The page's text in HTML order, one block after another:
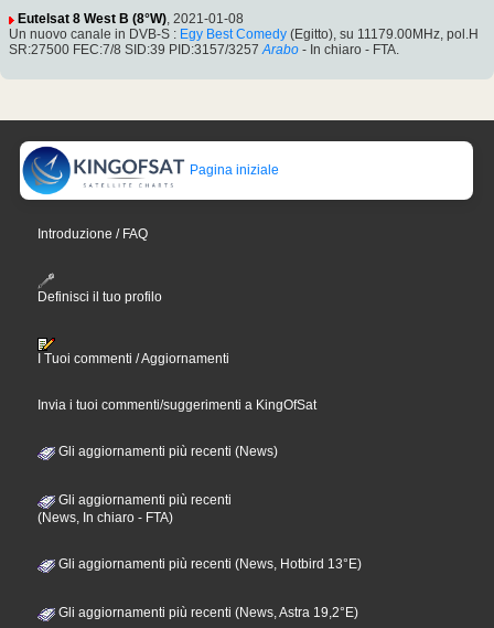
Eutelsat 8 West B (8°W), 2021-01-08
Un nuovo canale in DVB-S : Egy Best Comedy (Egitto), su 11179.00MHz, pol.H
SR:27500 FEC:7/8 SID:39 PID:3157/3257 Arabo - In chiaro - FTA.
Pagina iniziale
Introduzione / FAQ
Definisci il tuo profilo
I Tuoi commenti / Aggiornamenti
Invia i tuoi commenti/suggerimenti a KingOfSat
Gli aggiornamenti più recenti (News)
Gli aggiornamenti più recenti
(News, In chiaro - FTA)
Gli aggiornamenti più recenti (News, Hotbird 13°E)
Gli aggiornamenti più recenti (News, Astra 19,2°E)